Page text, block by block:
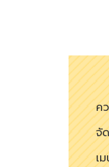
ค
จั
เ